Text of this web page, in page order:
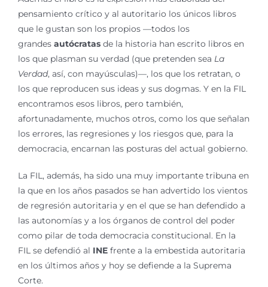
pensamiento crítico y al autoritario los únicos libros
que le gustan son los propios —todos los
grandes autócratas de la historia han escrito libros en
los que plasman su verdad (que pretenden sea La
Verdad, así, con mayúsculas)—, los que los retratan, o
los que reproducen sus ideas y sus dogmas. Y en la FIL
encontramos esos libros, pero también,
afortunadamente, muchos otros, como los que señalan
los errores, las regresiones y los riesgos que, para la
democracia, encarnan las posturas del actual gobierno.
La FIL, además, ha sido una muy importante tribuna en
la que en los años pasados se han advertido los vientos
de regresión autoritaria y en el que se han defendido a
las autonomías y a los órganos de control del poder
como pilar de toda democracia constitucional. En la
FIL se defendió al INE frente a la embestida autoritaria
en los últimos años y hoy se defiende a la Suprema
Corte.